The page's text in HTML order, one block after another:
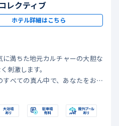
レクティブ
ホテル詳細はこちら
満ちた地元カルチャーの大胆な
刺激します。
べての真ん中で、あなたをお待